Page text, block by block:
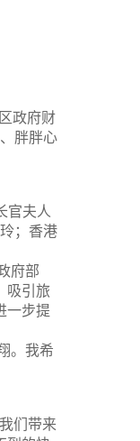
政府财
胖胖心
官夫人
；香港
府部
吸引旅
一步提
。我希
们带来